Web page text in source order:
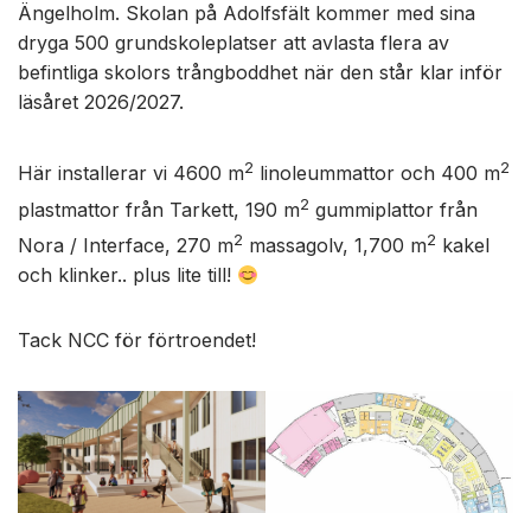
Ängelholm. Skolan på Adolfsfält kommer med sina
dryga 500 grundskoleplatser att avlasta flera av
befintliga skolors trångboddhet när den står klar inför
läsåret 2026/2027.
Här installerar vi 4600 m2 linoleummattor och 400 m2
plastmattor från Tarkett, 190 m2 gummiplattor från
Nora / Interface, 270 m2 massagolv, 1,700 m2 kakel
och klinker.. plus lite till!
Tack NCC för förtroendet!